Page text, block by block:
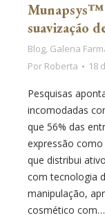
suavização
Blog, Galena
Por Roberta 18
Pesquisas
incomodadas
que 56% das
expressão como
que distribui
com tecnologia
manipulação,
cosmético com…